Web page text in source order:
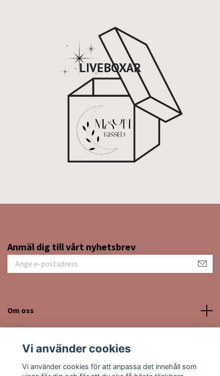
LIVEBOXAR
Anmäl dig till vårt nyhetsbrev
Om oss
Sociala medier
Vi använder cookies
Vi använder cookies för att anpassa det innehåll som